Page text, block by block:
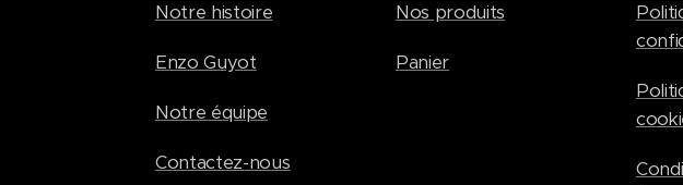
Notre histoire
Enzo Guyot
Notre équipe
Contactez-nous
Nos produits
Panier